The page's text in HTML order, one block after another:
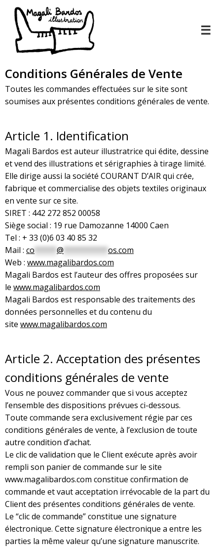
☰
Conditions Générales de Vente
Toutes les commandes effectuées sur le site sont
soumises aux présentes conditions générales de vente.
Article 1. Identification
Magali Bardos est auteur illustratrice qui édite, dessine
et vend des illustrations et sérigraphies à tirage limité.
Elle dirige aussi la société COURANT D’AIR qui crée,
fabrique et commercialise des objets textiles originaux
en vente sur ce site.
SIRET : 442 272 852 00058
Siège social : 19 rue Damozanne 14000 Caen
Tel : + 33 (0)6 03 40 85 32
Mail : co @
os.com
Web : www.magalibardos.com
Magali Bardos est l’auteur des offres proposées sur
le www.magalibardos.com
Magali Bardos est responsable des traitements des
données personnelles et du contenu du
site www.magalibardos.com
Article 2. Acceptation des présentes
conditions générales de vente
Vous ne pouvez commander que si vous acceptez
l’ensemble des dispositions prévues ci-dessous.
Toute commande sera exclusivement régie par ces
conditions générales de vente, à l’exclusion de toute
autre condition d’achat.
Le clic de validation que le Client exécute après avoir
rempli son panier de commande sur le site
www.magalibardos.com constitue confirmation de
commande et vaut acceptation irrévocable de la part du
Client des présentes conditions générales de vente.
Le “clic de commande” constitue une signature
électronique. Cette signature électronique a entre les
parties la même valeur qu’une signature manuscrite.